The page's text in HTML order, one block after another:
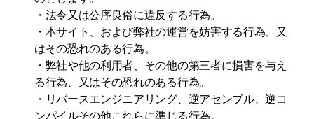
・法令又は公序良俗に違反する行為。
・本サイト、および弊社の運営を妨害する行為、又
はその恐れのある行為。
・弊社や他の利用者、その他の第三者に損害を与え
る行為、又はその恐れのある行為。
・リバースエンジニアリング、逆アセンブル、逆コ
ンパイルその他これらに準じる行為。